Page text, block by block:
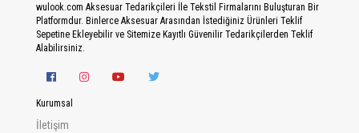
wulook.com Aksesuar Tedarikçileri İle Tekstil Firmalarını Buluşturan Bir
Platformdur. Binlerce Aksesuar Arasından İstediğiniz Ürünleri Teklif
Sepetine Ekleyebilir ve Sitemize Kayıtlı Güvenilir Tedarikçilerden Teklif
Alabilirsiniz.
Kurumsal
İletişim